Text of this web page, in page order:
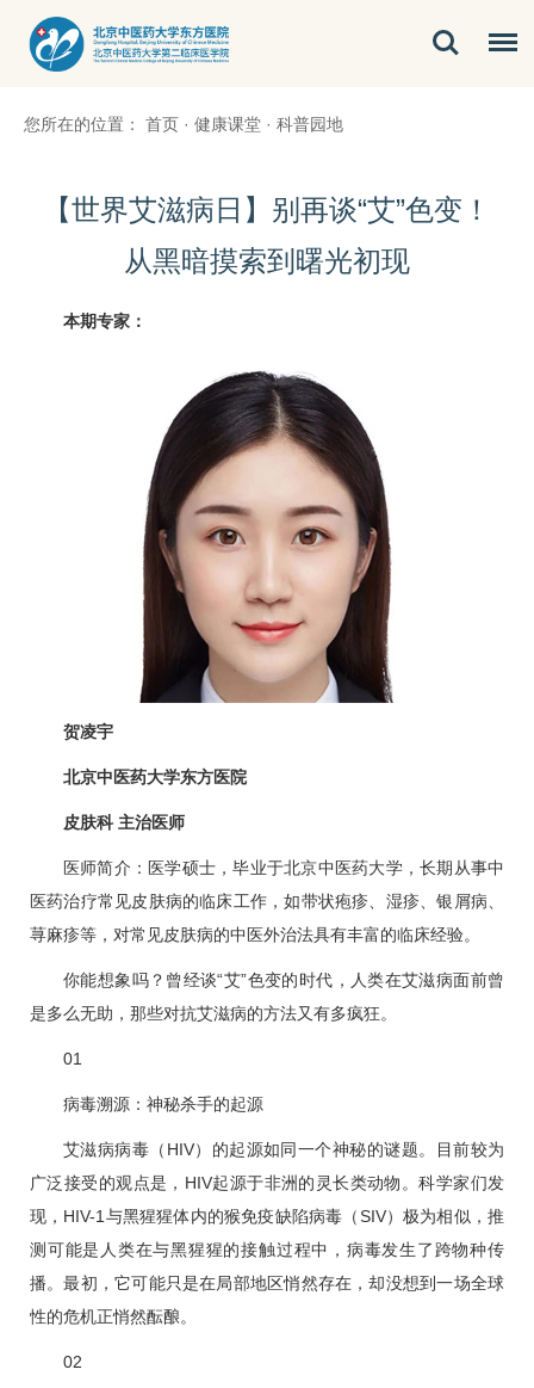
您所在的位置： 首页 · 健康课堂 · 科普园地
【世界艾滋病日】别再谈“艾”色变！
从黑暗摸索到曙光初现
本期专家：
贺凌宇
北京中医药大学东方医院
皮肤科 主治医师
医师简介：医学硕士，毕业于北京中医药大学，长期从事中
医药治疗常见皮肤病的临床工作，如带状疱疹、湿疹、银屑病、
荨麻疹等，对常见皮肤病的中医外治法具有丰富的临床经验。
你能想象吗？曾经谈“艾”色变的时代，人类在艾滋病面前曾
是多么无助，那些对抗艾滋病的方法又有多疯狂。
01
病毒溯源：神秘杀手的起源
艾滋病病毒（HIV）的起源如同一个神秘的谜题。目前较为
广泛接受的观点是，HIV起源于非洲的灵长类动物。科学家们发
现，HIV-1与黑猩猩体内的猴免疫缺陷病毒（SIV）极为相似，推
测可能是人类在与黑猩猩的接触过程中，病毒发生了跨物种传
播。最初，它可能只是在局部地区悄然存在，却没想到一场全球
性的危机正悄然酝酿。
02